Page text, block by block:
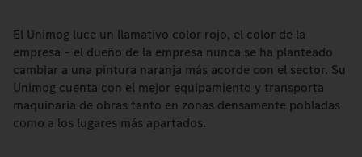
El Unimog luce un llamativo color rojo, el color de la
empresa – el dueño de la empresa nunca se ha planteado
cambiar a una pintura naranja más acorde con el sector. Su
Unimog cuenta con el mejor equipamiento y transporta
maquinaria de obras tanto en zonas densamente pobladas
como a los lugares más apartados.